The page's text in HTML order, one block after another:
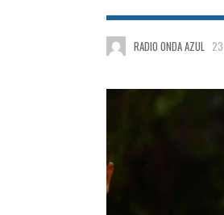
RADIO ONDA AZUL